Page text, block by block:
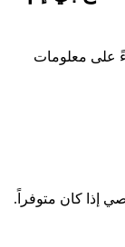
على معلومات
إذا كان متوفراً.